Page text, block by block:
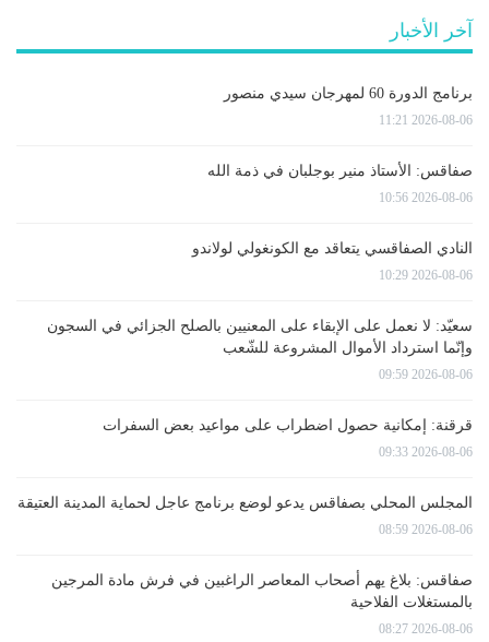
آخر الأخبار
برنامج الدورة 60 لمهرجان سيدي منصور
2026-08-06 11:21
صفاقس: الأستاذ منير بوجلبان في ذمة الله
2026-08-06 10:56
النادي الصفاقسي يتعاقد مع الكونغولي لولاندو
2026-08-06 10:29
سعيّد: لا نعمل على الإبقاء على المعنيين بالصلح الجزائي في السجون
وإنّما استرداد الأموال المشروعة للشّعب
2026-08-06 09:59
قرقنة: إمكانية حصول اضطراب على مواعيد بعض السفرات
2026-08-06 09:33
المجلس المحلي بصفاقس يدعو لوضع برنامج عاجل لحماية المدينة العتيقة
2026-08-06 08:59
صفاقس: بلاغ يهم أصحاب المعاصر الراغبين في فرش مادة المرجين
بالمستغلات الفلاحية
2026-08-06 08:27